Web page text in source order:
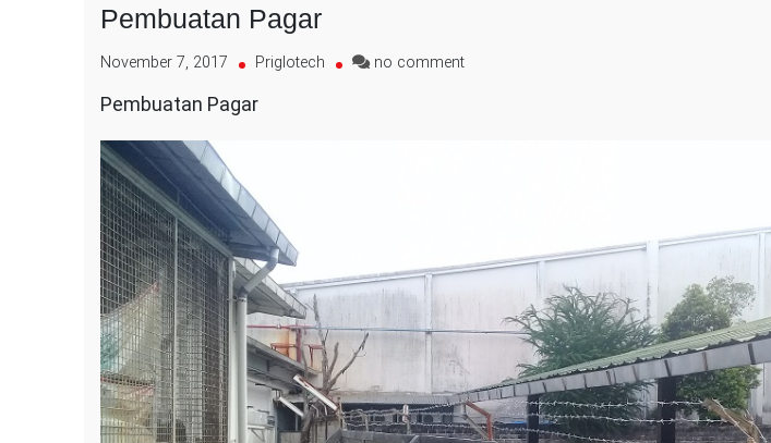
Pembuatan Pagar
November 7, 2017 Priglotech no commenton
Pembuatan Pagar